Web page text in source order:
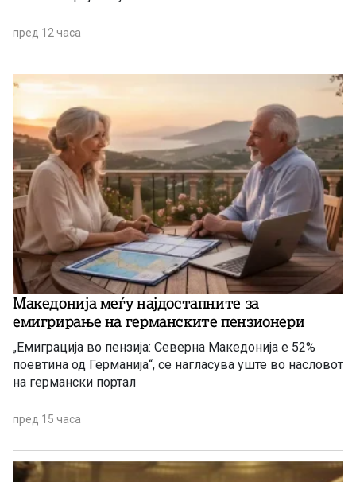
пред 12 часа
Македонија меѓу најдостапните за
емигрирање на германските пензионери
„Емиграција во пензија: Северна Македонија е 52%
поевтина од Германија“, се нагласува уште во насловот
на германски портал
пред 15 часа